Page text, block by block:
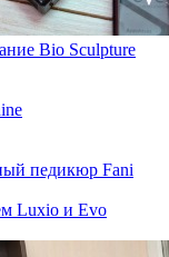
Bio Sculpture
педикюр Fani
Luxio и Evo